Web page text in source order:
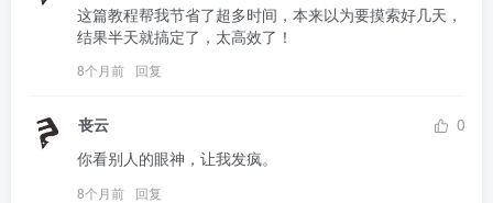
这篇教程帮我节省了超多时间，本来以为要摸索好几天，
结果半天就搞定了，太高效了！
8个月前 回复
丧云
0
你看别人的眼神，让我发疯。
8个月前 回复